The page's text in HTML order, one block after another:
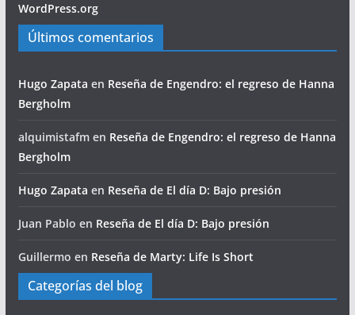
WordPress.org
Últimos comentarios
Hugo Zapata en Reseña de Engendro: el regreso de Hanna
Bergholm
alquimistafmen Reseña de Engendro: el regreso de Hanna
Bergholm
Hugo Zapata en Reseña de El día D: Bajo presión
Juan Pablo en Reseña de El día D: Bajo presión
Guillermo en Reseña de Marty: Life Is Short
Categorías del blog